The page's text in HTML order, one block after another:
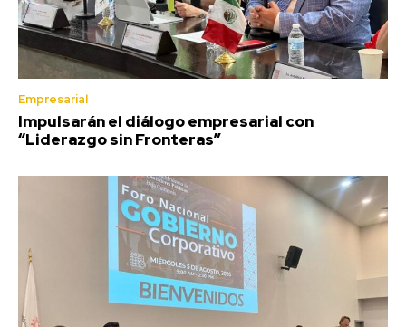
Empresarial
Impulsarán el diálogo empresarial con
“Liderazgo sin Fronteras”